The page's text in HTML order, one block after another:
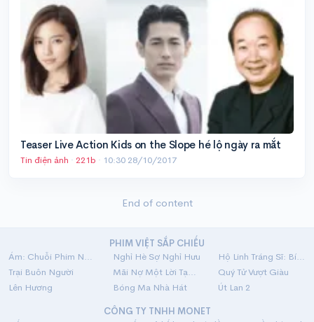
Teaser Live Action Kids on the Slope hé lộ ngày ra mắt
Tin điện ảnh · 221b · 10:30 28/10/2017
End of content
PHIM VIỆT SẮP CHIẾU
Ám: Chuỗi Phim Ngắn Linh Dị
Nghỉ Hè Sợ Nghỉ Hưu
Hộ Linh Tráng Sĩ: Bí Ẩn Mộ Vua Đinh
Trại Buôn Người
Mãi Nợ Một Lời Tạm Biệt
Quý Tử Vượt Giàu
Lên Hương
Bóng Ma Nhà Hát
Út Lan 2
CÔNG TY TNHH MONET